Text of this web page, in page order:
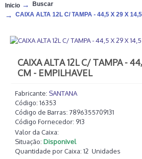
Inicio
Buscar
CAIXA ALTA 12L C/ TAMPA - 44,5 X 29 X
CAIXA ALTA 12L C/ TAMPA -
CM - EMPILHAVEL
Fabricante: SANTANA
Código: 16353
Código de Barras: 7896355709131
Código Fornecedor: 913
Valor da Caixa:
Situação: Disponivel
Quantidade por Caixa: 12 Unidades